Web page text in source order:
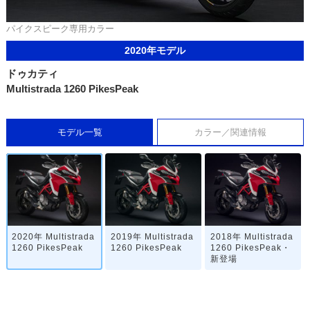
パイクスピーク専用カラー
2020年モデル
ドゥカティ
Multistrada 1260 PikesPeak
モデル一覧 カラー／関連情報
2020年 Multistrada
1260 PikesPeak
2019年 Multistrada
1260 PikesPeak
2018年 Multistrada
1260 PikesPeak・
新登場